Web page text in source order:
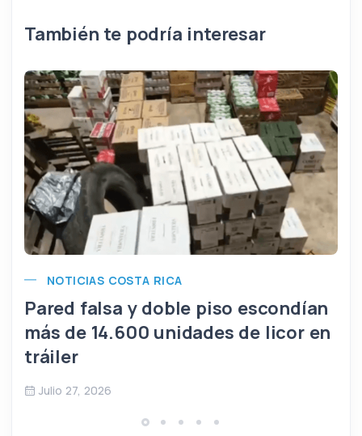
También te podría interesar
NOTICIAS COSTA RICA
Pared falsa y doble piso escondían
más de 14.600 unidades de licor en
tráiler
Julio 27, 2026